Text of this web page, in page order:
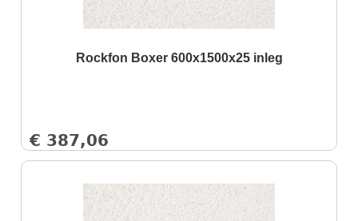
Rockfon Boxer 600x1500x25 inleg
€ 387,06